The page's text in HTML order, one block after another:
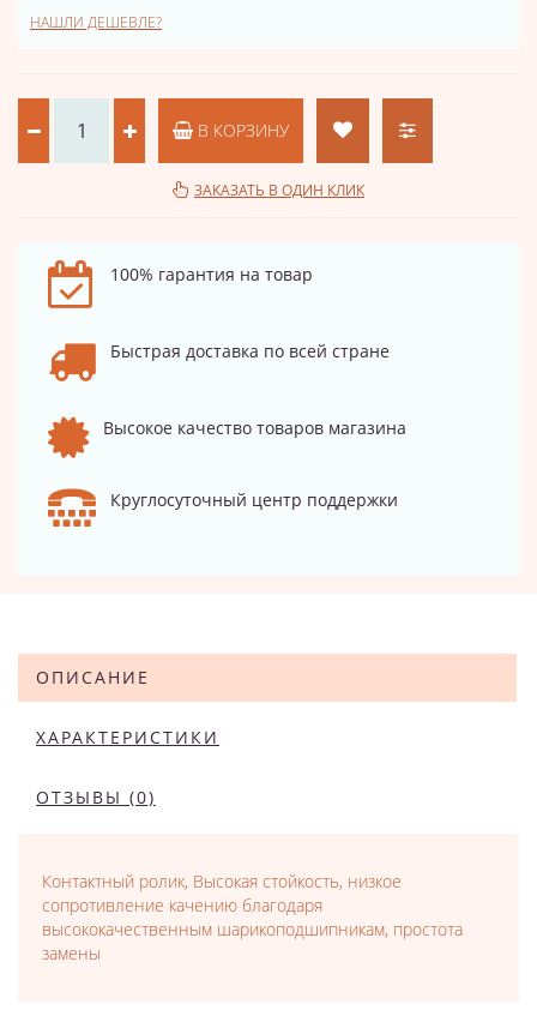
НАШЛИ ДЕШЕВЛЕ?
В КОРЗИНУ
ЗАКАЗАТЬ В ОДИН КЛИК
100% гарантия на товар
Быстрая доставка по всей стране
Высокое качество товаров магазина
Круглосуточный центр поддержки
ОПИСАНИЕ
ХАРАКТЕРИСТИКИ
ОТЗЫВЫ (0)
Контактный ролик, Высокая стойкость, низкое
сопротивление качению благодаря
высококачественным шарикоподшипникам, простота
замены